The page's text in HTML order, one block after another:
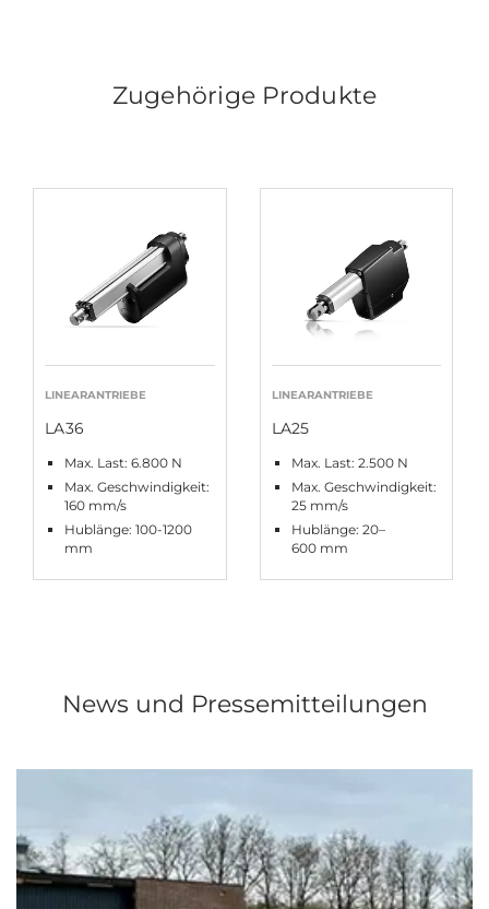
Zugehörige Produkte
LINEARANTRIEBE
LA36
Max. Last: 6.800 N
Max. Geschwindigkeit:
160 mm/s
Hublänge: 100-1200
mm
LINEARANTRIEBE
LA25
Max. Last: 2.500 N
Max. Geschwindigkeit:
25 mm/s
Hublänge: 20–
600 mm
News und Pressemitteilungen